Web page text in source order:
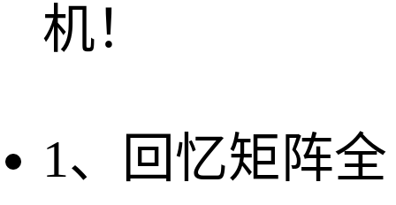
机！
1、回忆矩阵全